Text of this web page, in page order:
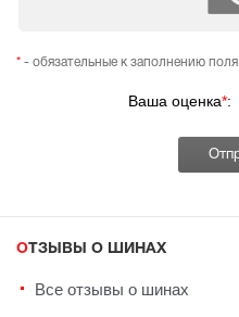
Ваша оценка*:
* - обязательные к заполнению поля
ОТЗЫВЫ О ШИНАХ
Все отзывы о шинах